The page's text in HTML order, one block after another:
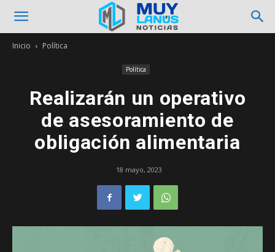
Inicio Política
Política
Realizarán un operativo
de asesoramiento de
obligación alimentaria
18 mayo, 2023